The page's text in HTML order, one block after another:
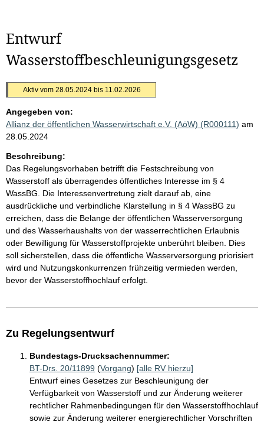
Entwurf
Wasserstoffbeschleunigungsgesetz
Aktiv vom 28.05.2024 bis 11.02.2026
Angegeben von:
Allianz der öffentlichen Wasserwirtschaft e.V. (AöW) (R000111) am
28.05.2024
Beschreibung:
Das Regelungsvorhaben betrifft die Festschreibung von
Wasserstoff als überragendes öffentliches Interesse im § 4
WassBG. Die Interessenvertretung zielt darauf ab, eine
ausdrückliche und verbindliche Klarstellung in § 4 WassBG zu
erreichen, dass die Belange der öffentlichen Wasserversorgung
und des Wasserhaushalts von der wasserrechtlichen Erlaubnis
oder Bewilligung für Wasserstoffprojekte unberührt bleiben. Dies
soll sicherstellen, dass die öffentliche Wasserversorgung priorisiert
wird und Nutzungskonkurrenzen frühzeitig vermieden werden,
bevor der Wasserstoffhochlauf erfolgt.
Zu Regelungsentwurf
Bundestags-Drucksachennummer:
BT-Drs. 20/11899 (Vorgang) [alle RV hierzu]
Entwurf eines Gesetzes zur Beschleunigung der
Verfügbarkeit von Wasserstoff und zur Änderung weiterer
rechtlicher Rahmenbedingungen für den Wasserstoffhochlauf
sowie zur Änderung weiterer energierechtlicher Vorschriften